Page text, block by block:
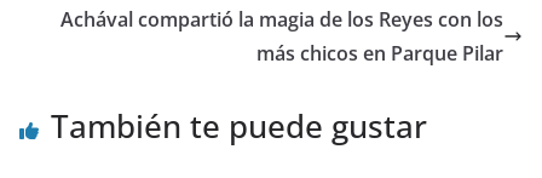
Achával compartió la magia de los Reyes con los
más chicos en Parque Pilar
También te puede gustar